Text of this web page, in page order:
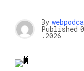
By
Published
.2026